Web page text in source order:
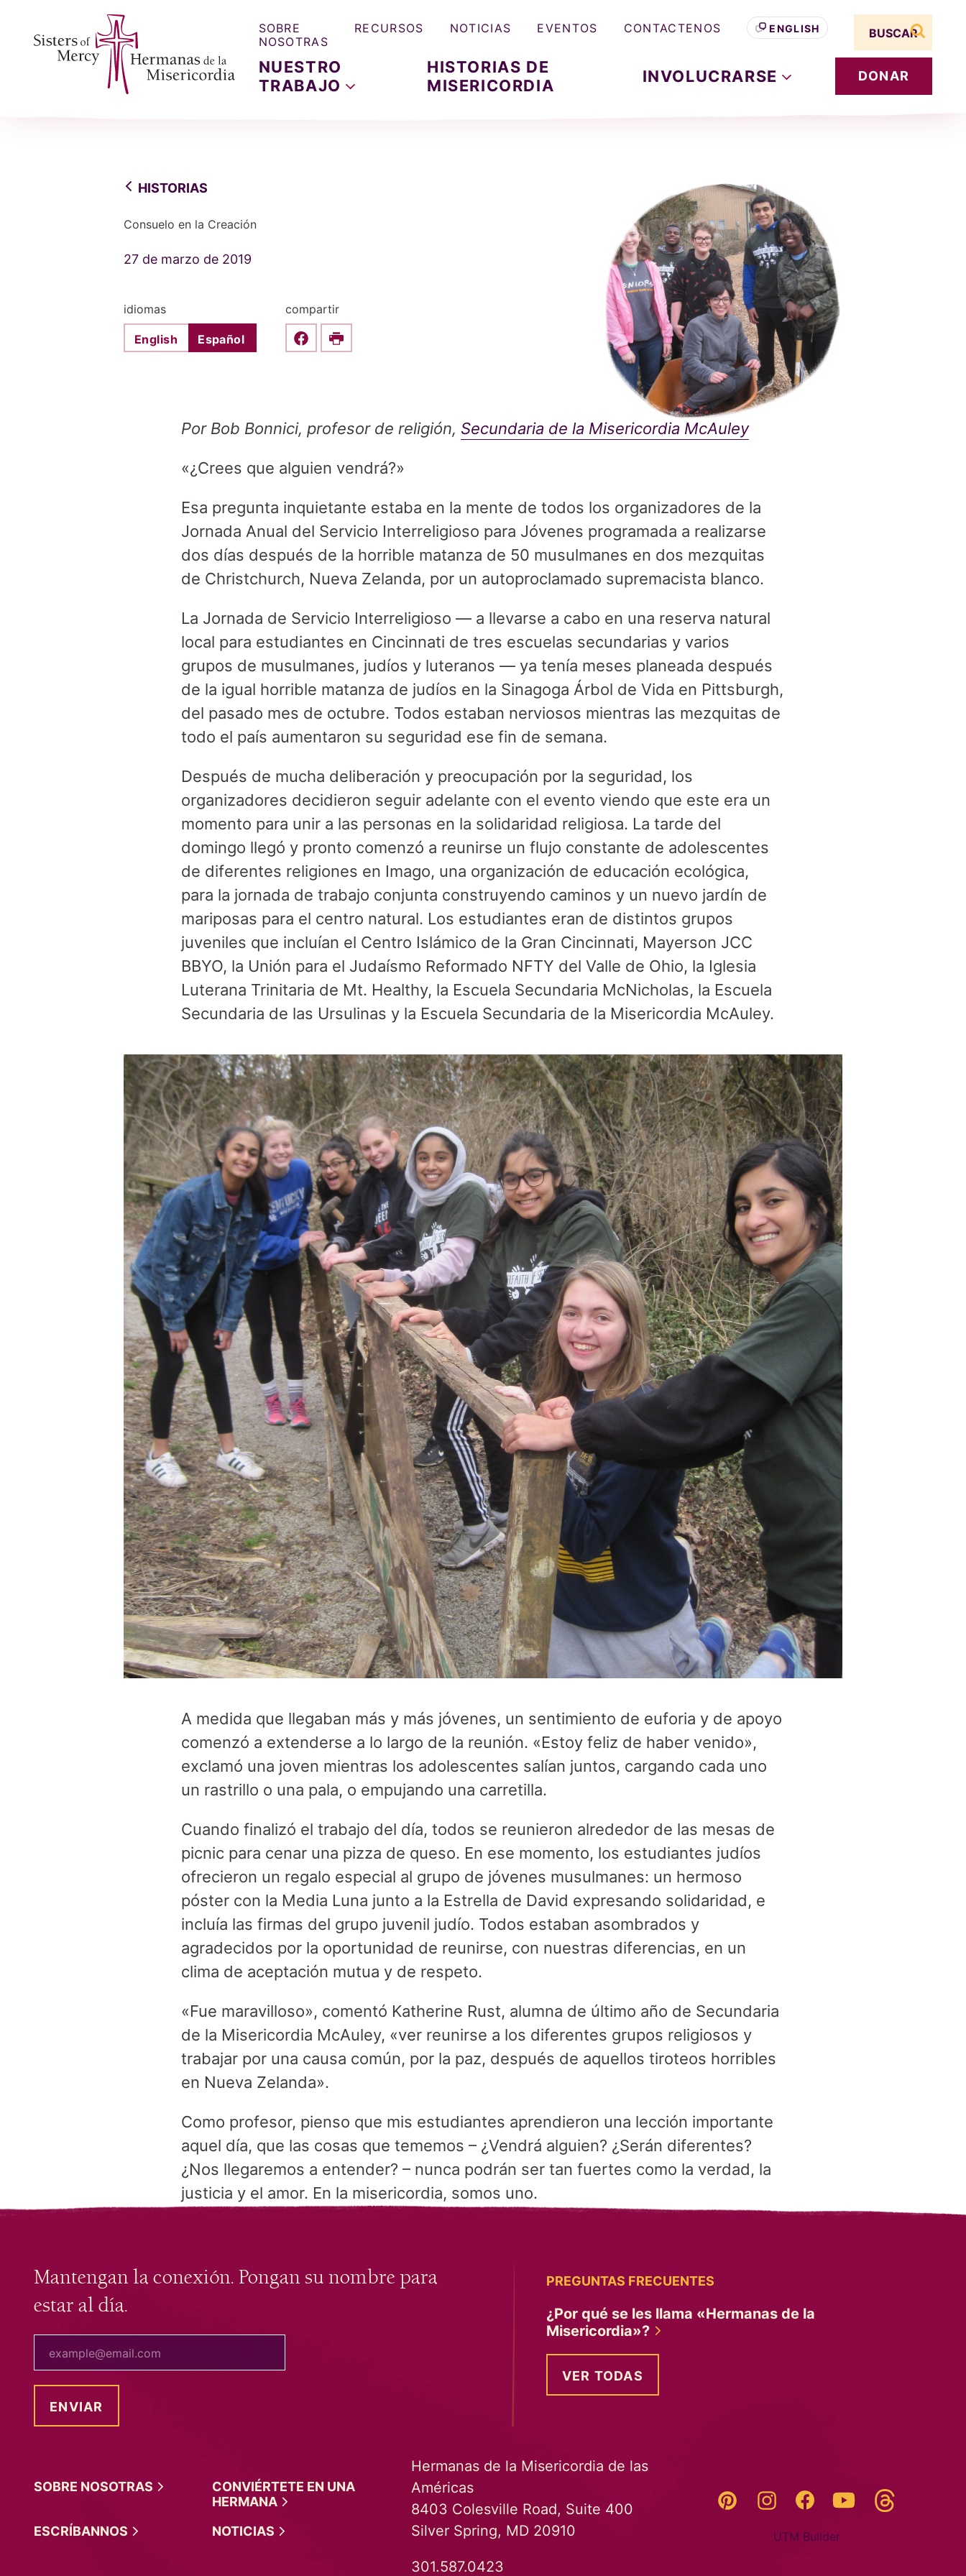
NUESTRO
TRABAJO
HISTORIAS DE
MISERICORDIA
INVOLUCRARSE DONAR
SOBRE
NOSOTRAS
RECURSOS NOTICIAS EVENTOS CONTACTENOS ENGLISH
Search term
buscar
HISTORIAS
Consuelo en la Creación
27 de marzo de 2019
idiomas
English Español
compartir
Share this on Facebook
Print
Por Bob Bonnici, profesor de religión, Secundaria de la Misericordia McAuley
«¿Crees que alguien vendrá?»
Esa pregunta inquietante estaba en la mente de todos los organizadores de la
Jornada Anual del Servicio Interreligioso para Jóvenes programada a realizarse
dos días después de la horrible matanza de 50 musulmanes en dos mezquitas
de Christchurch, Nueva Zelanda, por un autoproclamado supremacista blanco.
La Jornada de Servicio Interreligioso — a llevarse a cabo en una reserva natural
local para estudiantes en Cincinnati de tres escuelas secundarias y varios
grupos de musulmanes, judíos y luteranos — ya tenía meses planeada después
de la igual horrible matanza de judíos en la Sinagoga Árbol de Vida en Pittsburgh,
del pasado mes de octubre. Todos estaban nerviosos mientras las mezquitas de
todo el país aumentaron su seguridad ese fin de semana.
Después de mucha deliberación y preocupación por la seguridad, los
organizadores decidieron seguir adelante con el evento viendo que este era un
momento para unir a las personas en la solidaridad religiosa. La tarde del
domingo llegó y pronto comenzó a reunirse un flujo constante de adolescentes
de diferentes religiones en Imago, una organización de educación ecológica,
para la jornada de trabajo conjunta construyendo caminos y un nuevo jardín de
mariposas para el centro natural. Los estudiantes eran de distintos grupos
juveniles que incluían el Centro Islámico de la Gran Cincinnati, Mayerson JCC
BBYO, la Unión para el Judaísmo Reformado NFTY del Valle de Ohio, la Iglesia
Luterana Trinitaria de Mt. Healthy, la Escuela Secundaria McNicholas, la Escuela
Secundaria de las Ursulinas y la Escuela Secundaria de la Misericordia McAuley.
A medida que llegaban más y más jóvenes, un sentimiento de euforia y de apoyo
comenzó a extenderse a lo largo de la reunión. «Estoy feliz de haber venido»,
exclamó una joven mientras los adolescentes salían juntos, cargando cada uno
un rastrillo o una pala, o empujando una carretilla.
Cuando finalizó el trabajo del día, todos se reunieron alrededor de las mesas de
picnic para cenar una pizza de queso. En ese momento, los estudiantes judíos
ofrecieron un regalo especial al grupo de jóvenes musulmanes: un hermoso
póster con la Media Luna junto a la Estrella de David expresando solidaridad, e
incluía las firmas del grupo juvenil judío. Todos estaban asombrados y
agradecidos por la oportunidad de reunirse, con nuestras diferencias, en un
clima de aceptación mutua y de respeto.
«Fue maravilloso», comentó Katherine Rust, alumna de último año de Secundaria
de la Misericordia McAuley, «ver reunirse a los diferentes grupos religiosos y
trabajar por una causa común, por la paz, después de aquellos tiroteos horribles
en Nueva Zelanda».
Como profesor, pienso que mis estudiantes aprendieron una lección importante
aquel día, que las cosas que tememos – ¿Vendrá alguien? ¿Serán diferentes?
¿Nos llegaremos a entender? – nunca podrán ser tan fuertes como la verdad, la
justicia y el amor. En la misericordia, somos uno.
Mantengan la conexión. Pongan su nombre para
estar al día.
PREGUNTAS FRECUENTES
¿Por qué se les llama «Hermanas de la
Misericordia»?
VER TODAS
SOBRE NOSOTRAS
CONVIÉRTETE EN UNA
HERMANA
ESCRÍBANNOS
NOTICIAS
Hermanas de la Misericordia de las
Américas
8403 Colesville Road, Suite 400
Silver Spring, MD 20910
301.587.0423
Pinterest InstagramFacebookYouTube
UTM Builder